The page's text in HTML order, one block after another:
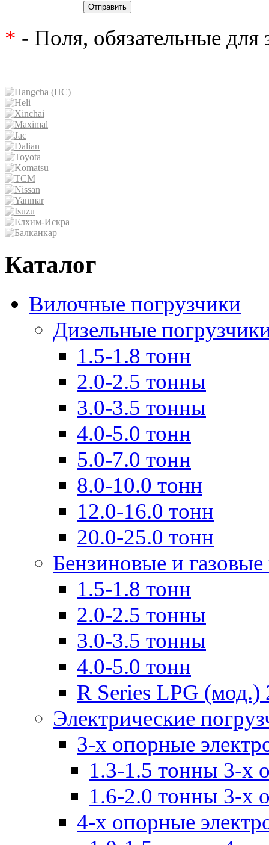
Отправить
* - Поля, обязательные для
Каталог
Вилочные погрузчики
Дизельные
1.5-1.8 тонн
2.0-2.5 тонны
3.0-3.5 тонны
4.0-5.0 тонн
5.0-7.0 тонн
8.0-10.0 тонн
12.0-16.0 тонн
20.0-25.0 тонн
Бензиновые и
1.5-1.8 тонн
2.0-2.5 тонны
3.0-3.5 тонны
4.0-5.0 тонн
R Series LPG (мод.)
Электрические
3-х опорные
1.3-1.5 тонны 3-х
1.6-2.0 тонны 3-х
4-х опорные